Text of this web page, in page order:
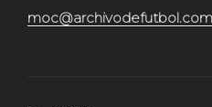
moc@archivodefutbol.com